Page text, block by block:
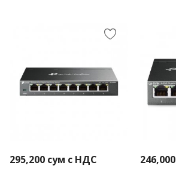
295,200 сум с НДС 246,000